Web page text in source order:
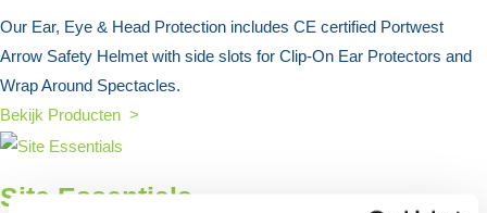
Our Ear, Eye & Head Protection includes CE certified Portwest
Arrow Safety Helmet with side slots for Clip-On Ear Protectors and
Wrap Around Spectacles.
Bekijk Producten >
Site Essentials